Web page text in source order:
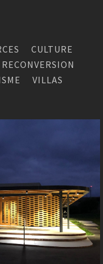
CULTURE
RECONVERSION
VILLAS